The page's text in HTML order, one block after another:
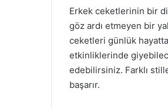
Erkek ceketlerinin bir
göz ardı etmeyen bir
ceketleri günlük
etkinliklerinde
edebilirsiniz. Farklı
başarır.